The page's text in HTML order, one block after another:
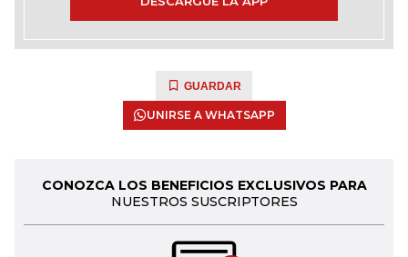
GUARDAR
UNIRSE A WHATSAPP
CONOZCA LOS BENEFICIOS EXCLUSIVOS PARA
NUESTROS SUSCRIPTORES